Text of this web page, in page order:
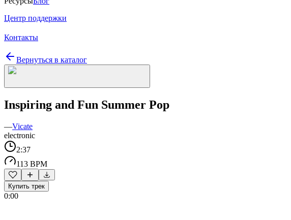
Центр поддержки
Контакты
Вернуться в каталог
Inspiring and Fun Summer Pop
—Vicate
electronic
2:37
113 BPM
Купить трек
0:00